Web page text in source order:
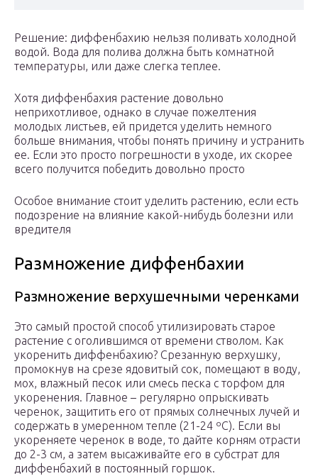
Решение: диффенбахию нельзя поливать холодной
водой. Вода для полива должна быть комнатной
температуры, или даже слегка теплее.
Хотя диффенбахия растение довольно
неприхотливое, однако в случае пожелтения
молодых листьев, ей придется уделить немного
больше внимания, чтобы понять причину и устранить
ее. Если это просто погрешности в уходе, их скорее
всего получится победить довольно просто
Особое внимание стоит уделить растению, если есть
подозрение на влияние какой-нибудь болезни или
вредителя
Размножение диффенбахии
Размножение верхушечными черенками
Это самый простой способ утилизировать старое
растение с оголившимся от времени стволом. Как
укоренить диффенбахию? Срезанную верхушку,
промокнув на срезе ядовитый сок, помещают в воду,
мох, влажный песок или смесь песка с торфом для
укоренения. Главное – регулярно опрыскивать
черенок, защитить его от прямых солнечных лучей и
содержать в умеренном тепле (21-24 ºC). Если вы
укореняете черенок в воде, то дайте корням отрасти
до 2-3 см, а затем высаживайте его в субстрат для
диффенбахий в постоянный горшок.